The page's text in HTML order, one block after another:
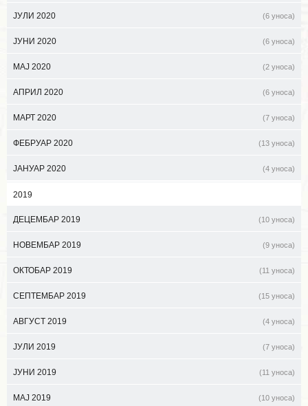
ЈУЛИ 2020 (6 уноса)
ЈУНИ 2020 (6 уноса)
МАЈ 2020 (2 уноса)
АПРИЛ 2020 (6 уноса)
МАРТ 2020 (7 уноса)
ФЕБРУАР 2020 (13 уноса)
ЈАНУАР 2020 (4 уноса)
2019
ДЕЦЕМБАР 2019 (10 уноса)
НОВЕМБАР 2019 (9 уноса)
ОКТОБАР 2019 (11 уноса)
СЕПТЕМБАР 2019 (15 уноса)
АВГУСТ 2019 (4 уноса)
ЈУЛИ 2019 (7 уноса)
ЈУНИ 2019 (11 уноса)
МАЈ 2019 (10 уноса)